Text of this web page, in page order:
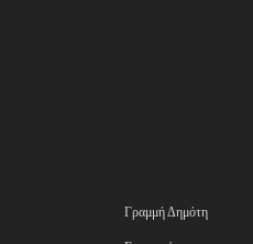
Γραμμή Δημότη